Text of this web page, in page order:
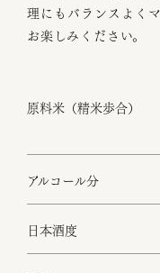
理にもバランスよく
お楽しみください。
原料米（精米歩合）
アルコール分
日本酒度